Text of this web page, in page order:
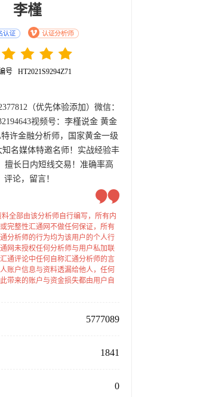
李槿
号 HT2021S9294Z71
（优先体验添加）微信：
视频号：李槿说金 黄金
许金融分析师，国家黄金一级
名媒体特邀名师！实战经验丰
擅长日内短线交易！准确率高
论，留言！
料全部由该分析师自行编写，所有内
完整性汇通网不做任何保证，所有
分析师的行为均为该用户的个人行
网未授权任何分析师与用户私加联
通评论中任何自称汇通分析师的言
账户信息与资料透漏给他人，任何
带来的账户与资金损失都由用户自
5777089
1841
0